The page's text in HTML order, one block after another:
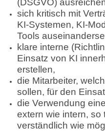
sich kritisch mit
KI-Systemen, KI-
Tools
klare interne
Einsatz von KI
erstellen,
die Mitarbeiter,
sollen, für den
die Verwendung
extern wie intern, so
verständlich wie